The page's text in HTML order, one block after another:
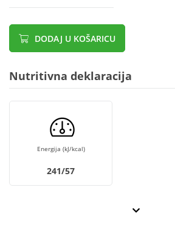
DODAJ U KOŠARICU
Nutritivna deklaracija
Energija (kJ/kcal)
241/57